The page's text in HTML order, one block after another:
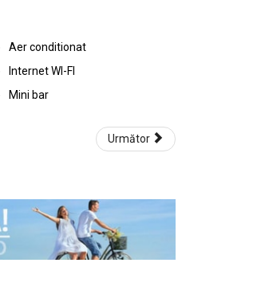
Aer conditionat
Internet WI-FI
Mini bar
Următor